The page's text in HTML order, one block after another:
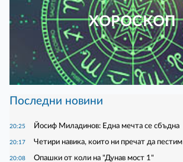
ХОРОСКОП
Последни новини
20:25 Йосиф Миладинов: Една мечта се сбъдна
20:17 Четири навика, които ни пречат да пестим
20:08 Опашки от коли на "Дунав мост 1"